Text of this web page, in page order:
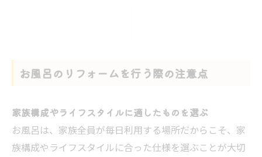
お風呂のリフォームを行う際の注意点
家族構成やライフスタイルに適したものを選ぶ
お風呂は、家族全員が毎日利用する場所だからこそ、家
族構成やライフスタイルに合った仕様を選ぶことが大切